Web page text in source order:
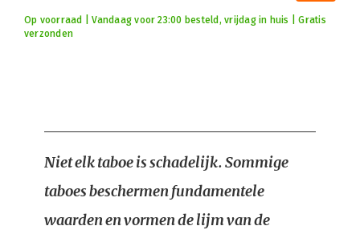
Op voorraad | Vandaag voor 23:00 besteld, vrijdag in huis | Gratis
verzonden
Niet elk taboe is schadelijk. Sommige
taboes beschermen fundamentele
waarden en vormen de lijm van de